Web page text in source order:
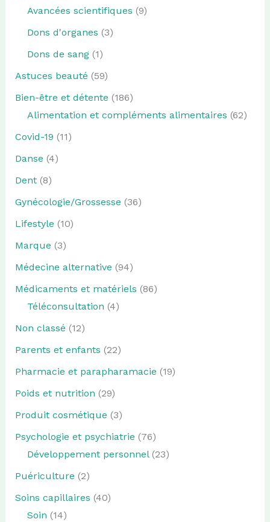
Avancées scientifiques (9)
Dons d'organes (3)
Dons de sang(1)
Astuces beauté (59)
Bien-être et détente (186)
Alimentation et compléments alimentaires (62)
Covid-19 (11)
Danse (4)
Dent(8)
Gynécologie/Grossesse (36)
Lifestyle (10)
Marque (3)
Médecine alternative (94)
Médicaments et matériels (86)
Téléconsultation (4)
Non classé (12)
Parents et enfants (22)
Pharmacie et parapharamacie (19)
Poids et nutrition (29)
Produit cosmétique (3)
Psychologie et psychiatrie (76)
Développement personnel(23)
Puériculture (2)
Soins capillaires (40)
Soin (14)